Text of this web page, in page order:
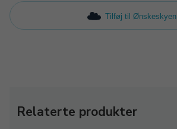
Tilføj til Ønskeskyen
Relaterte produkter